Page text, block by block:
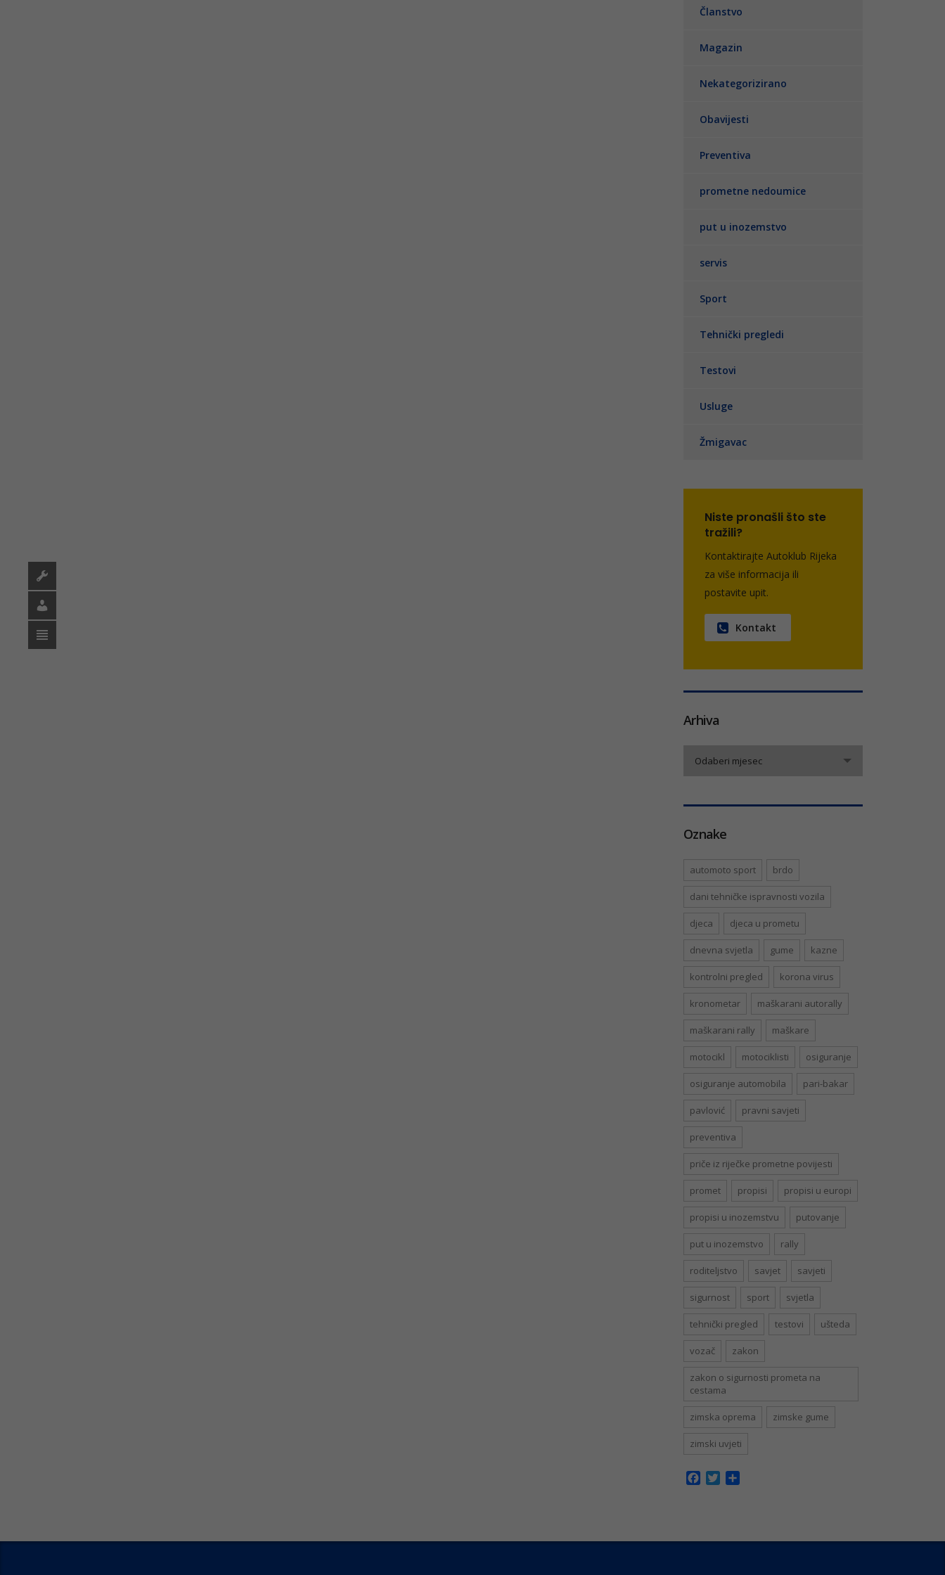
Članstvo
Magazin
Nekategorizirano
Obavijesti
Preventiva
prometne nedoumice
put u inozemstvo
servis
Sport
Tehnički pregledi
Testovi
Usluge
Žmigavac
Niste pronašli što ste
tražili?
Kontaktirajte Autoklub Rijeka
za više informacija ili
postavite upit.
Kontakt
Arhiva
Odaberi mjesec
Oznake
automoto sport brdo
dani tehničke ispravnosti vozila
djeca djeca u prometu
dnevna svjetla gume kazne
kontrolni pregled korona virus
kronometar maškarani autorally
maškarani rally maškare
motocikl motociklisti osiguranje
osiguranje automobila pari-bakar
pavlović pravni savjeti
preventiva
priče iz riječke prometne povijesti
promet propisi propisi u europi
propisi u inozemstvu putovanje
put u inozemstvo rally
roditeljstvo savjet savjeti
sigurnost sport svjetla
tehnički pregled testovi ušteda
vozač zakon
zakon o sigurnosti prometa na
cestama
zimska oprema zimske gume
zimski uvjeti
Facebook
Twitter